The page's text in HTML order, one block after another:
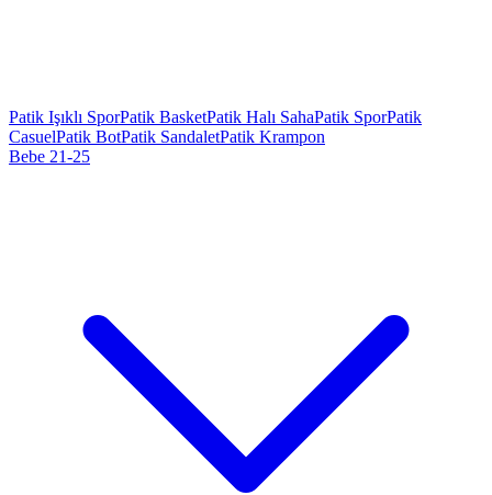
Patik Işıklı SporPatik BasketPatik Halı SahaPatik SporPatik
CasuelPatik BotPatik SandaletPatik Krampon
Bebe 21-25